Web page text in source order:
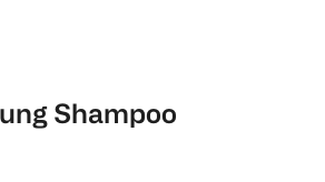
Shampoo